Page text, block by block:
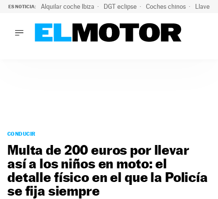
ES NOTICIA: Alquilar coche Ibiza DGT eclipse Coches chinos Llaves
PODCAST
MOTOS
TECNOLOGÍA
SUPERCOCHES
CONDUCIR
Multa de 200 euros por llevar
así a los niños en moto: el
detalle físico en el que la Policía
se fija siempre